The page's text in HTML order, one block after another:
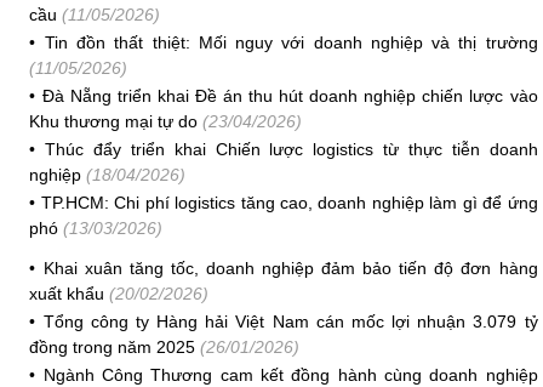
cầu (11/05/2026)
• Tin đồn thất thiệt: Mối nguy với doanh nghiệp và thị trường
(11/05/2026)
• Đà Nẵng triển khai Đề án thu hút doanh nghiệp chiến lược vào
Khu thương mại tự do (23/04/2026)
•Thúc đẩy triển khai Chiến lược logistics từ thực tiễn doanh
nghiệp (18/04/2026)
• TP.HCM: Chi phí logistics tăng cao, doanh nghiệp làm gì để ứng
phó (13/03/2026)
• Khai xuân tăng tốc, doanh nghiệp đảm bảo tiến độ đơn hàng
xuất khẩu (20/02/2026)
• Tổng công ty Hàng hải Việt Nam cán mốc lợi nhuận 3.079 tỷ
đồng trong năm 2025 (26/01/2026)
• Ngành Công Thương cam kết đồng hành cùng doanh nghiệp